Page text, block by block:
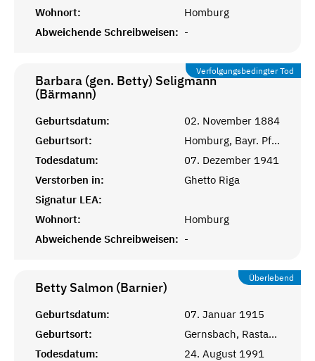
Wohnort:
Homburg
Abweichende Schreibweisen: -
Verfolgungsbedingter Tod
Barbara (gen. Betty) Seligmann
(Bärmann)
Geburtsdatum:
02. November 1884
Geburtsort:
Homburg, Bayr. Pfalz
Todesdatum:
07. Dezember 1941
Verstorben in:
Ghetto Riga
Signatur LEA:
Wohnort:
Homburg
Abweichende Schreibweisen: -
Überlebend
Betty Salmon (Barnier)
Geburtsdatum:
07. Januar 1915
Geburtsort:
Gernsbach, Rastatt, Baden
Todesdatum:
24. August 1991